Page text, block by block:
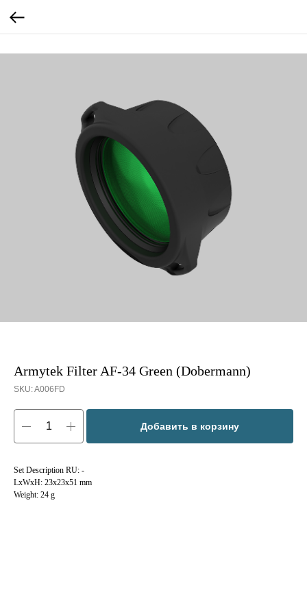
Armytek Filter AF-34 Green (Dobermann)
SKU:A006FD
Добавить в корзину
Set Description RU: -
LxWxH: 23x23x51 mm
Weight: 24 g